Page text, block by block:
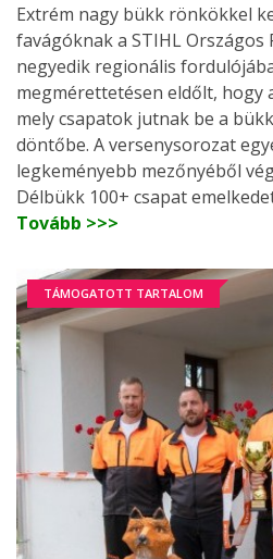
Extrém nagy bükk rönkökkel
favágóknak a STIHL
negyedik regionális
megmérettetésen eldőlt, hogy
mely csapatok jutnak be a
döntőbe. A versenysorozat
legkeményebb mezőnyéből
Délbükk 100+ csapat
Tovább >>>
TÁMOGATOTT TARTALOM